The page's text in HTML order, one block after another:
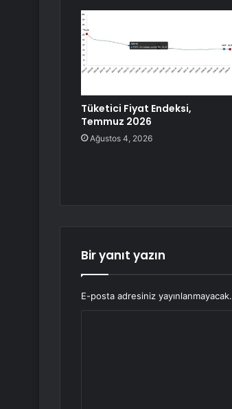
Tüketici Fiyat Endeksi,
Temmuz 2026
Ağustos 4, 2026
Bir yanıt yazın
E-posta adresiniz yayınlanmayacak.